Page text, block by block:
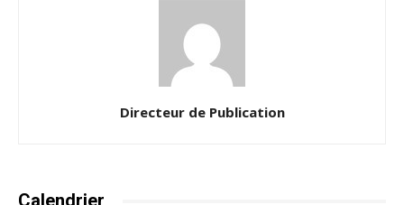
Directeur de Publication
Calendrier